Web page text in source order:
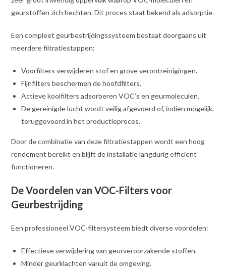
geurstoffen zich hechten. Dit proces staat bekend als adsorptie.
Een compleet geurbestrijdingssysteem bestaat doorgaans uit
meerdere filtratiestappen:
Voorfilters verwijderen stof en grove verontreinigingen.
Fijnfilters beschermen de hoofdfilters.
Actieve koolfilters adsorberen VOC’s en geurmoleculen.
De gereinigde lucht wordt veilig afgevoerd of, indien mogelijk,
teruggevoerd in het productieproces.
Door de combinatie van deze filtratiestappen wordt een hoog
rendement bereikt en blijft de installatie langdurig efficiënt
functioneren.
De Voordelen van VOC-Filters voor
Geurbestrijding
Een professioneel VOC-filtersysteem biedt diverse voordelen:
Effectieve verwijdering van geurveroorzakende stoffen.
Minder geurklachten vanuit de omgeving.